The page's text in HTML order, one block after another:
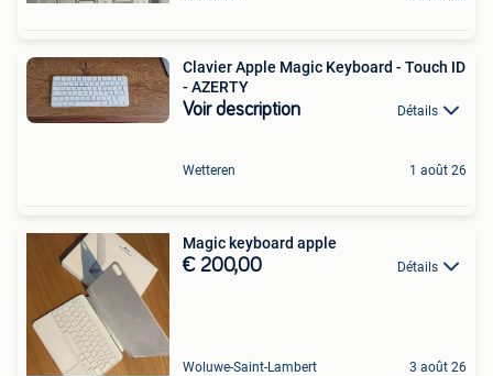
Clavier Apple Magic Keyboard - Touch ID
- AZERTY
Voir description Détails
Wetteren 1 août 26
Magic keyboard apple
€ 200,00 Détails
Woluwe-Saint-Lambert 3 août 26